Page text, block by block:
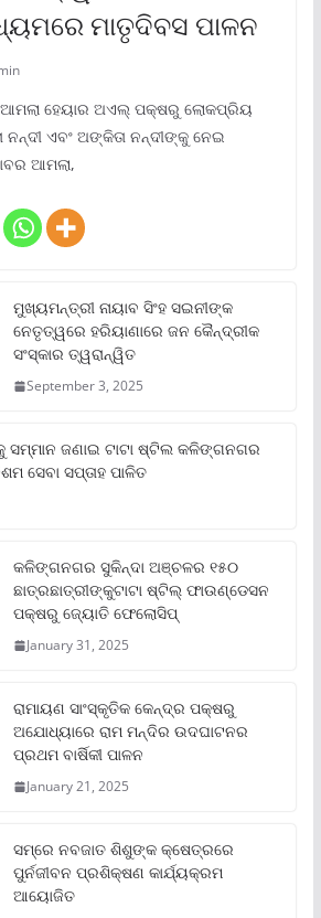
ମାତୃଦିବସ ପାଳନ
ହେୟାର ଅଏଲ୍ ପକ୍ଷରୁ ଲୋକପ୍ରିୟ
ନନ୍ଦୀ ଏବଂ ଅଙ୍କିତା ନନ୍ଦୀଙ୍କୁ ନେଇ
ଆମଲା,
ମୁଖ୍ୟମନ୍ତ୍ରୀ ନାୟାବ ସିଂହ ସଇନୀଙ୍କ
ନେତୃତ୍ୱରେ ହରିୟାଣାରେ ଜନ କୈନ୍ଦ୍ରୀକ
ସଂସ୍କାର ତ୍ୱରାନ୍ୱିତ
September 3, 2025
ସମ୍ମାନ ଜଣାଇ ଟାଟା ଷ୍ଟିଲ କଳିଙ୍ଗନଗର
ସେବା ସପ୍ତାହ ପାଳିତ
କଳିଙ୍ଗନଗର ସୁକିନ୍ଦା ଅଞ୍ଚଳର ୧୫୦
ଛାତ୍ରଛାତ୍ରୀଙ୍କୁଟାଟା ଷ୍ଟିଲ୍ ଫାଉଣ୍ଡେସନ
ପକ୍ଷରୁ ଜ୍ୟୋତି ଫେଲୋସିପ୍‌
January 31, 2025
ରାମାୟଣ ସାଂସ୍କୃତିକ କେନ୍ଦ୍ର ପକ୍ଷରୁ
ଅଯୋଧ୍ୟାରେ ରାମ ମନ୍ଦିର ଉଦଘାଟନର
ପ୍ରଥମ ବାର୍ଷିକୀ ପାଳନ
January 21, 2025
ସମ୍‌ରେ ନବଜାତ ଶିଶୁଙ୍କ କ୍ଷେତ୍ରରେ
ପୁର୍ନଜୀବନ ପ୍ରଶିକ୍ଷଣ କାର୍ଯ୍ୟକ୍ରମ
ଆୟୋଜିତ